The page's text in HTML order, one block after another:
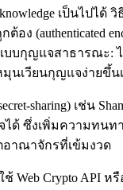
เป็นไปได้
ง (authenticated
บกุญแจสาธารณะ
นเวียนกุญแจง่าย
เช่น
ซึ่งเพิ่มความทน
อาณาจักรที่เข้มงวด
Web Crypto